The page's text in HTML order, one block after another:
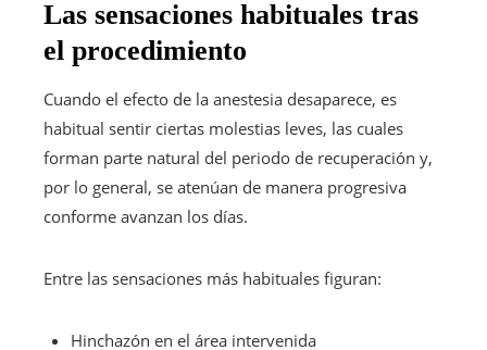
Las sensaciones habituales tras
el procedimiento
Cuando el efecto de la anestesia desaparece, es
habitual sentir ciertas molestias leves, las cuales
forman parte natural del periodo de recuperación y,
por lo general, se atenúan de manera progresiva
conforme avanzan los días.
Entre las sensaciones más habituales figuran:
Hinchazón en el área intervenida